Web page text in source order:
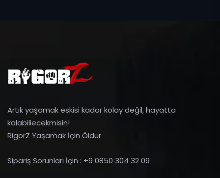
Artık yaşamak eskisi kadar kolay değil, hayatta
kalabiliecekmisin!
RigorZ Yaşamak İçin Öldür
Sipariş Sorunları İçin : +9 0850 304 32 09